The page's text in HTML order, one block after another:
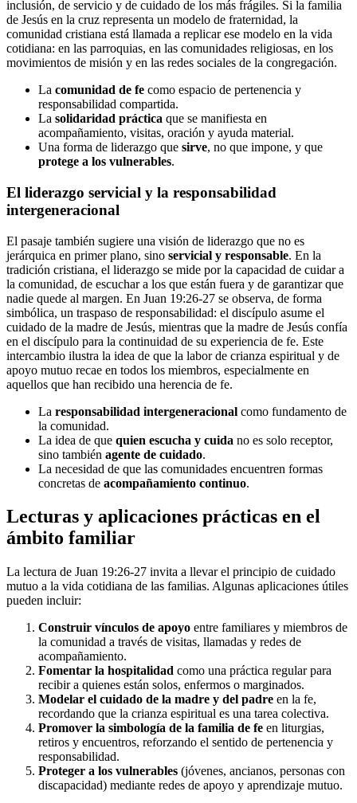
inclusión, de servicio y de cuidado de los más frágiles. Si la familia
de Jesús en la cruz representa un modelo de fraternidad, la
comunidad cristiana está llamada a replicar ese modelo en la vida
cotidiana: en las parroquias, en las comunidades religiosas, en los
movimientos de misión y en las redes sociales de la congregación.
La comunidad de fe como espacio de pertenencia y
responsabilidad compartida.
La solidaridad práctica que se manifiesta en
acompañamiento, visitas, oración y ayuda material.
Una forma de liderazgo que sirve, no que impone, y que
protege a los vulnerables.
El liderazgo servicial y la responsabilidad
intergeneracional
El pasaje también sugiere una visión de liderazgo que no es
jerárquica en primer plano, sino servicial y responsable. En la
tradición cristiana, el liderazgo se mide por la capacidad de cuidar a
la comunidad, de escuchar a los que están fuera y de garantizar que
nadie quede al margen. En Juan 19:26-27 se observa, de forma
simbólica, un traspaso de responsabilidad: el discípulo asume el
cuidado de la madre de Jesús, mientras que la madre de Jesús confía
en el discípulo para la continuidad de su experiencia de fe. Este
intercambio ilustra la idea de que la labor de crianza espiritual y de
apoyo mutuo recae en todos los miembros, especialmente en
aquellos que han recibido una herencia de fe.
La responsabilidad intergeneracional como fundamento de
la comunidad.
La idea de que quien escucha y cuida no es solo receptor,
sino también agente de cuidado.
La necesidad de que las comunidades encuentren formas
concretas de acompañamiento continuo.
Lecturas y aplicaciones prácticas en el
ámbito familiar
La lectura de Juan 19:26-27 invita a llevar el principio de cuidado
mutuo a la vida cotidiana de las familias. Algunas aplicaciones útiles
pueden incluir:
Construir vínculos de apoyo entre familiares y miembros de
la comunidad a través de visitas, llamadas y redes de
acompañamiento.
Fomentar la hospitalidad como una práctica regular para
recibir a quienes están solos, enfermos o marginados.
Modelar el cuidado de la madre y del padre en la fe,
recordando que la crianza espiritual es una tarea colectiva.
Promover la simbología de la familia de fe en liturgias,
retiros y encuentros, reforzando el sentido de pertenencia y
responsabilidad.
Proteger a los vulnerables (jóvenes, ancianos, personas con
discapacidad) mediante redes de apoyo y aprendizaje mutuo.